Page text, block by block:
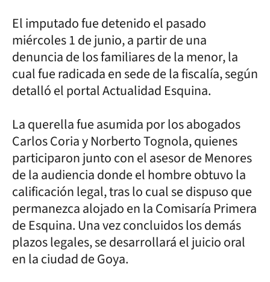
El imputado fue detenido el pasado
miércoles 1 de junio, a partir de una
denuncia de los familiares de la menor, la
cual fue radicada en sede de la fiscalía, según
detalló el portal Actualidad Esquina.
La querella fue asumida por los abogados
Carlos Coria y Norberto Tognola, quienes
participaron junto con el asesor de Menores
de la audiencia donde el hombre obtuvo la
calificación legal, tras lo cual se dispuso que
permanezca alojado en la Comisaría Primera
de Esquina. Una vez concluidos los demás
plazos legales, se desarrollará el juicio oral
en la ciudad de Goya.